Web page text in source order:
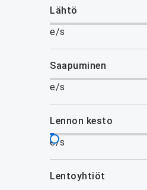
lähtö
e/s
saapuminen
e/s
lennon kesto
e/s
lentoyhtiöt